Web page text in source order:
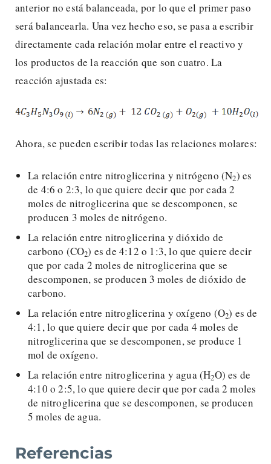
anterior no está balanceada, por lo que el primer paso
será balancearla. Una vez hecho eso, se pasa a escribir
directamente cada relación molar entre el reactivo y
los productos de la reacción que son cuatro. La
reacción ajustada es:
Ahora, se pueden escribir todas las relaciones molares:
La relación entre nitroglicerina y nitrógeno (N2) es
de 4:6 o 2:3, lo que quiere decir que por cada 2
moles de nitroglicerina que se descomponen, se
producen 3 moles de nitrógeno.
La relación entre nitroglicerina y dióxido de
carbono (CO2) es de 4:12 o 1:3, lo que quiere decir
que por cada 2 moles de nitroglicerina que se
descomponen, se producen 3 moles de dióxido de
carbono.
La relación entre nitroglicerina y oxígeno (O2) es de
4:1, lo que quiere decir que por cada 4 moles de
nitroglicerina que se descomponen, se produce 1
mol de oxígeno.
La relación entre nitroglicerina y agua (H2O) es de
4:10 o 2:5, lo que quiere decir que por cada 2 moles
de nitroglicerina que se descomponen, se producen
5 moles de agua.
Referencias